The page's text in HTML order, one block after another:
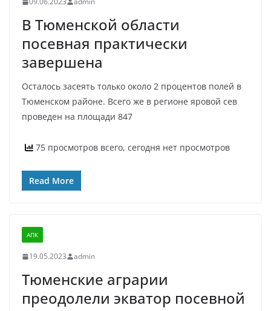
В Тюменской области
посевная практически
завершена
Осталось засеять только около 2 процентов полей в
Тюменском районе. Всего же в регионе яровой сев
проведен на площади 847
75 просмотров всего, сегодня нет просмотров
Read More
АПК
19.05.2023 admin
Тюменские аграрии
преодолели экватор посевной